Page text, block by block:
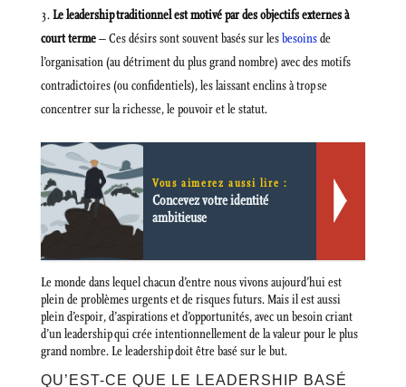
Le leadership traditionnel est motivé par des objectifs externes à
court terme– Ces désirs sont souvent basés sur lesbesoinsde
l’organisation (au détriment du plus grand nombre) avec des motifs
contradictoires (ou confidentiels), les laissant enclins à trop se
concentrer sur la richesse, le pouvoir et le statut.
Vous aimerez aussi lire :
Concevez votre identité
ambitieuse
Le monde dans lequel chacun d’entre nous vivons aujourd’hui est
plein de problèmes urgents et de risques futurs. Mais il est aussi
plein d’espoir, d’aspirations et d’opportunités, avec un besoin criant
d’un leadership qui crée intentionnellement de la valeur pour le plus
grand nombre. Le leadership doit être basé sur le but.
QU’EST-CE QUE LE LEADERSHIP BASÉ